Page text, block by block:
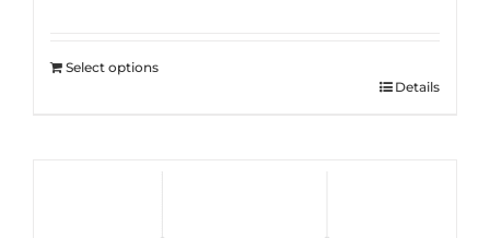
Select options
Details